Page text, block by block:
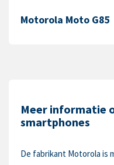
Motorola Moto G85
Meer informatie
smartphones
De fabrikant Motorola is